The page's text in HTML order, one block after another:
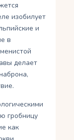
изобилует
и
в
делает
гробницу
как